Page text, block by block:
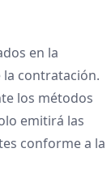
en la
contratación.
los métodos
emitirá las
conforme a la